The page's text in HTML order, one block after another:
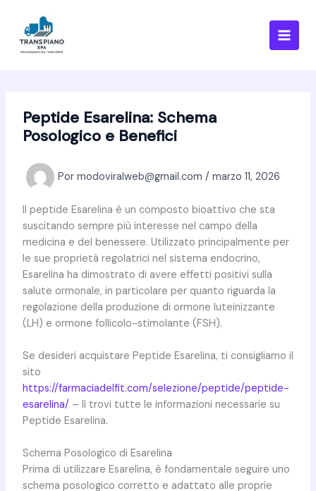
contenido
Peptide Esarelina: Schema
Posologico e Benefici
Por modoviralweb@gmail.com / marzo 11, 2026
Il peptide Esarelina è un composto bioattivo che sta
suscitando sempre più interesse nel campo della
medicina e del benessere. Utilizzato principalmente per
le sue proprietà regolatrici nel sistema endocrino,
Esarelina ha dimostrato di avere effetti positivi sulla
salute ormonale, in particolare per quanto riguarda la
regolazione della produzione di ormone luteinizzante
(LH) e ormone follicolo-stimolante (FSH).
Se desideri acquistare Peptide Esarelina, ti consigliamo il
sito
https://farmaciadelfit.com/selezione/peptide/peptide-
esarelina/ – lì trovi tutte le informazioni necessarie su
Peptide Esarelina.
Schema Posologico di Esarelina
Prima di utilizzare Esarelina, è fondamentale seguire uno
schema posologico corretto e adattato alle proprie